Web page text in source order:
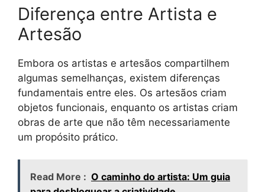
Diferença entre Artista e
Artesão
Embora os artistas e artesãos compartilhem
algumas semelhanças, existem diferenças
fundamentais entre eles. Os artesãos criam
objetos funcionais, enquanto os artistas criam
obras de arte que não têm necessariamente
um propósito prático.
Read More : O caminho do artista: Um guia